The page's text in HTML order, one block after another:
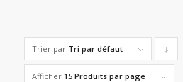
Trier par Tri par défaut
Afficher 15 Produits par page